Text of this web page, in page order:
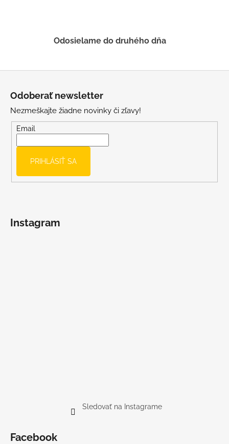
ý
s
Odosielame do druhého dňa
Odoberať newsletter
Nezmeškajte žiadne novinky či zľavy!
Email
PRIHLÁSIŤ SA
Instagram
Sledovať na Instagrame
Facebook